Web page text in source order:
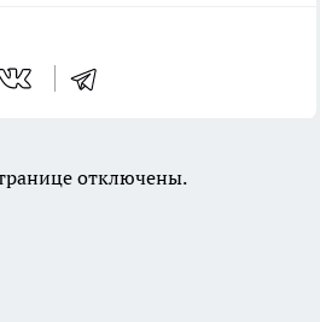
отключены.